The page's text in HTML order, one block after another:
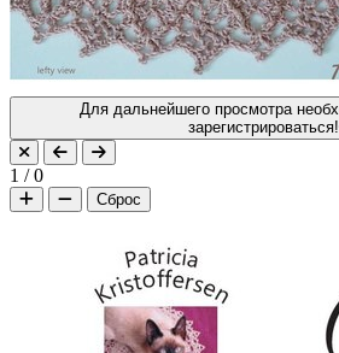
Для дальнейшего просмотра необходимо войти или
зарегистрироваться!
1 /0
Сброс